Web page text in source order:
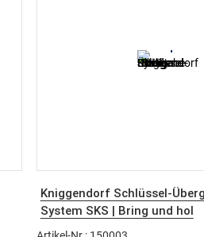
Kniggendorf Schlüssel-
System SKS | Bring und hol